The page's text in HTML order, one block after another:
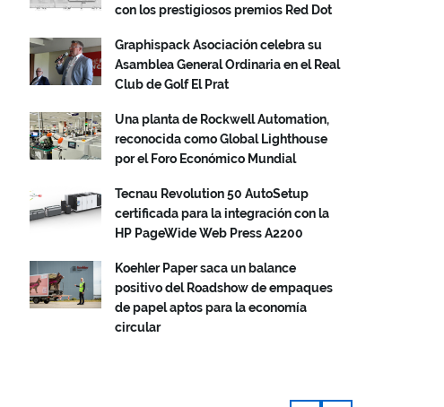
con los prestigiosos premios Red Dot
Graphispack Asociación celebra su
Asamblea General Ordinaria en el Real
Club de Golf El Prat
Una planta de Rockwell Automation,
reconocida como Global Lighthouse
por el Foro Económico Mundial
Tecnau Revolution 50 AutoSetup
certificada para la integración con la
HP PageWide Web Press A2200
Koehler Paper saca un balance
positivo del Roadshow de empaques
de papel aptos para la economía
circular